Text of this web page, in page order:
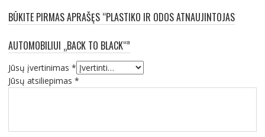
BŪKITE PIRMAS APRAŠĘS “PLASTIKO IR ODOS ATNAUJINTOJAS
AUTOMOBILIUI „BACK TO BLACK“”
Jūsų įvertinimas *
Jūsų atsiliepimas *